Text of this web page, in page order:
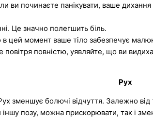
ви починаєте панікувати, ваше
Це значно полегшить біль.
цей момент ваше тіло забезпечує
повністю, уявляйте, що ви
Рух
зменшує болючі відчуття. Залежно
позу, можна прискорювати, так і